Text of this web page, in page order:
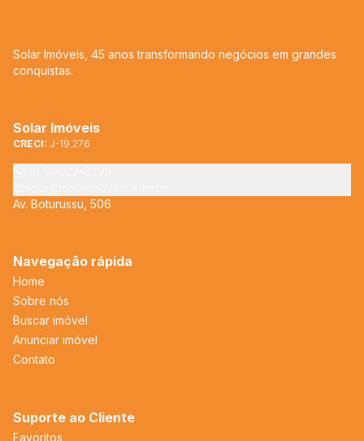
Solar Imóveis, 45 anos transformando negócios em grandes
conquistas.
Solar Imóveis
CRECI: J-19.276
Av. Boturussu, 506
Navegação rápida
Home
Sobre nós
Buscar imóvel
Anunciar imóvel
Contato
Suporte ao Cliente
Favoritos